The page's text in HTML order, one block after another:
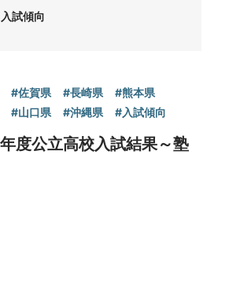
入試傾向
#佐賀県 #長崎県
#熊本県
#山口県 #沖縄県 #入試傾向
度公立高校入試結果～塾